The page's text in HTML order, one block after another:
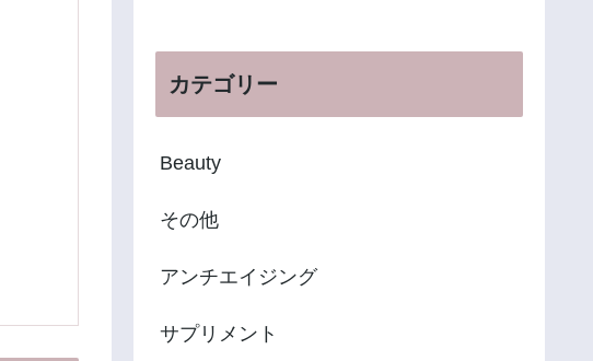
カテゴリー
Beauty
その他
アンチエイジング
サプリメント